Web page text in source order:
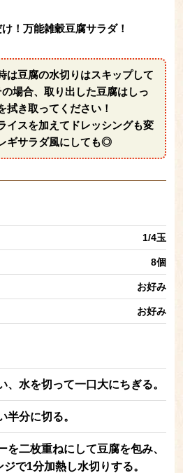
！万能雑穀豆腐サラダ！
は豆腐の水切りはスキップして
場合、取り出した豆腐はしっ
拭き取ってください！
イスを加えてドレッシングも変
ギサラダ風にしても◎
1/4玉
8個
お好み
お好み
、水を切って一口大にちぎる。
半分に切る。
を二枚重ねにして豆腐を包み、
で1分加熱し水切りする。